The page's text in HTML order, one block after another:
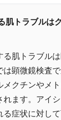
肌トラブルは
る肌トラブル
は顕微鏡検査
メクチンやメ
ます。アイシ
る症状に対し